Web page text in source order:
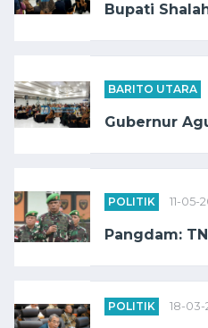
Bupati
BARITO UTARA
Gubernur
POLITIK 11-05-
Pangdam:
POLITIK 18-